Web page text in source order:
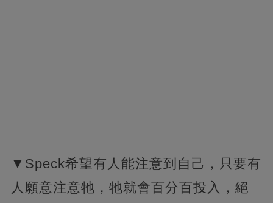
▼Speck希望有人能注意到自己，只要有
人願意注意牠，牠就會百分百投入，絕